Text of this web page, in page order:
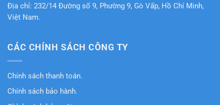
Địa chỉ: 232/14 Đường số 9, Phường 9, Gò Vấp, Hồ Chí Minh,
Việt Nam.
CÁC CHÍNH SÁCH CÔNG TY
Chính sách thanh toán.
Chính sách bảo hành.